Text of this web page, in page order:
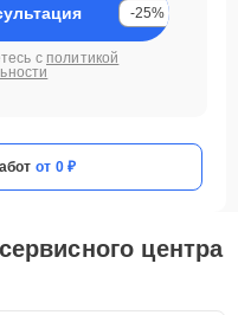
-25%
с политикой
от 0 ₽
центра